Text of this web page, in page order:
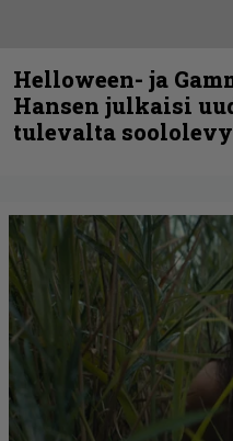
Helloween- ja
Hansen julkaisi
tulevalta